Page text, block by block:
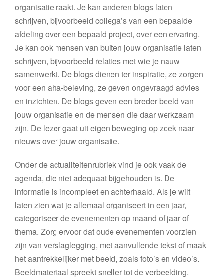
organisatie raakt. Je kan anderen blogs laten
schrijven, bijvoorbeeld collega’s van een bepaalde
afdeling over een bepaald project, over een ervaring.
Je kan ook mensen van buiten jouw organisatie laten
schrijven, bijvoorbeeld relaties met wie je nauw
samenwerkt. De blogs dienen ter inspiratie, ze zorgen
voor een aha-beleving, ze geven ongevraagd advies
en inzichten. De blogs geven een breder beeld van
jouw organisatie en de mensen die daar werkzaam
zijn. De lezer gaat uit eigen beweging op zoek naar
nieuws over jouw organisatie.
Onder de actualiteitenrubriek vind je ook vaak de
agenda, die niet adequaat bijgehouden is. De
informatie is incompleet en achterhaald. Als je wilt
laten zien wat je allemaal organiseert in een jaar,
categoriseer de evenementen op maand of jaar of
thema. Zorg ervoor dat oude evenementen voorzien
zijn van verslaglegging, met aanvullende tekst of maak
het aantrekkelijker met beeld, zoals foto’s en video’s.
Beeldmateriaal spreekt sneller tot de verbeelding.